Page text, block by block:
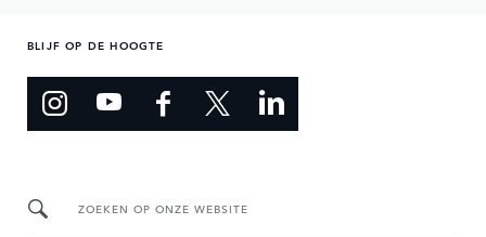
BLIJF OP DE HOOGTE
ZOEKEN OP ONZE WEBSITE